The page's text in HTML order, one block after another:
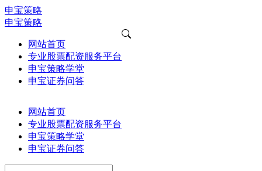
申宝策略
申宝策略
网站首页
专业股票配资服务平台
申宝策略学堂
申宝证券问答
网站首页
专业股票配资服务平台
申宝策略学堂
申宝证券问答